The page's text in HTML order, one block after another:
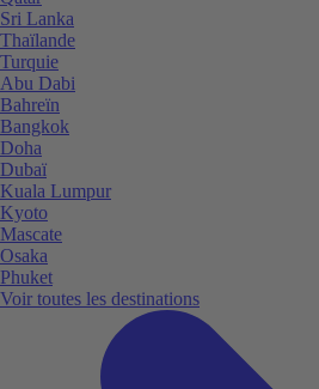
Sri Lanka
Thaïlande
Turquie
Abu Dabi
Bahreïn
Bangkok
Doha
Dubaï
Kuala Lumpur
Kyoto
Mascate
Osaka
Phuket
Voir toutes les destinations